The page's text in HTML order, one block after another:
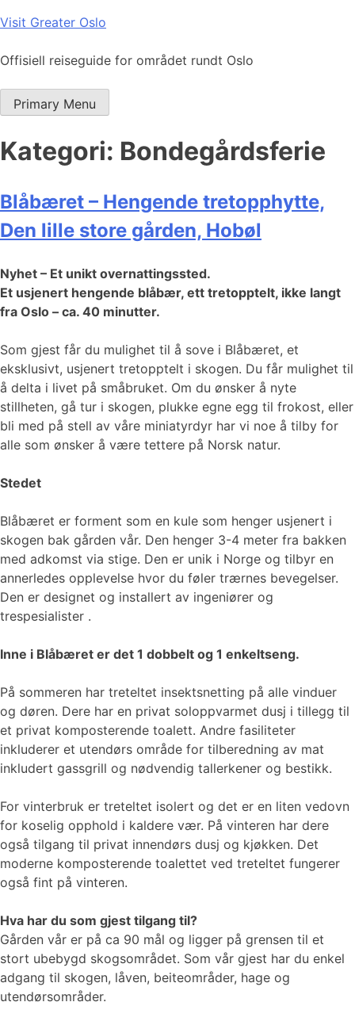
Skip
content
Visit Greater Oslo
Offisiell reiseguide for området rundt Oslo
Primary Menu
Kategori: Bondegårdsferie
Blåbæret – Hengende tretopphytte,
Den lille store gården, Hobøl
Nyhet – Et unikt overnattingssted.
Et usjenert hengende blåbær, ett tretopptelt, ikke langt
fra Oslo – ca. 40 minutter.
Som gjest får du mulighet til å sove i Blåbæret, et
eksklusivt, usjenert tretopptelt i skogen. Du får mulighet til
å delta i livet på småbruket. Om du ønsker å nyte
stillheten, gå tur i skogen, plukke egne egg til frokost, eller
bli med på stell av våre miniatyrdyr har vi noe å tilby for
alle som ønsker å være tettere på Norsk natur.
Stedet
Blåbæret er forment som en kule som henger usjenert i
skogen bak gården vår. Den henger 3-4 meter fra bakken
med adkomst via stige. Den er unik i Norge og tilbyr en
annerledes opplevelse hvor du føler trærnes bevegelser.
Den er designet og installert av ingeniører og
trespesialister .
Inne i Blåbæret er det 1 dobbelt og 1 enkeltseng.
På sommeren har treteltet insektsnetting på alle vinduer
og døren. Dere har en privat soloppvarmet dusj i tillegg til
et privat komposterende toalett. Andre fasiliteter
inkluderer et utendørs område for tilberedning av mat
inkludert gassgrill og nødvendig tallerkener og bestikk.
For vinterbruk er treteltet isolert og det er en liten vedovn
for koselig opphold i kaldere vær. På vinteren har dere
også tilgang til privat innendørs dusj og kjøkken. Det
moderne komposterende toalettet ved treteltet fungerer
også fint på vinteren.
Hva har du som gjest tilgang til?
Gården vår er på ca 90 mål og ligger på grensen til et
stort ubebygd skogsområdet. Som vår gjest har du enkel
adgang til skogen, låven, beiteområder, hage og
utendørsområder.